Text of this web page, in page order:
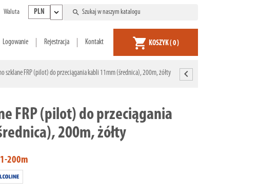
Waluta PLN expand_more search
Logowanie Rejestracja Kontakt shopping_cart KOSZYK( 0 )
szklane FRP (pilot) do przeciągania kabli 11mm (średnica), 200m, żółty chevron_left
FRP (pilot) do przeciągania
200m, żółty
200m